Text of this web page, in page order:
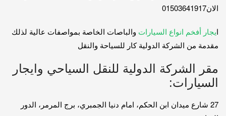
الان01503641917
ايجار أفخم انواع السيارات والباصات الخاصة بمواصفات عالية لذلك
مقدمة من الشركة الدولية كار للسياحة والنقل
مقر الشركة الدولية للنقل السياحي وايجار
السيارات:
27 شارع ميدان ابن الحكم، امام دنيا الجمبري، برج المرمر، الدور